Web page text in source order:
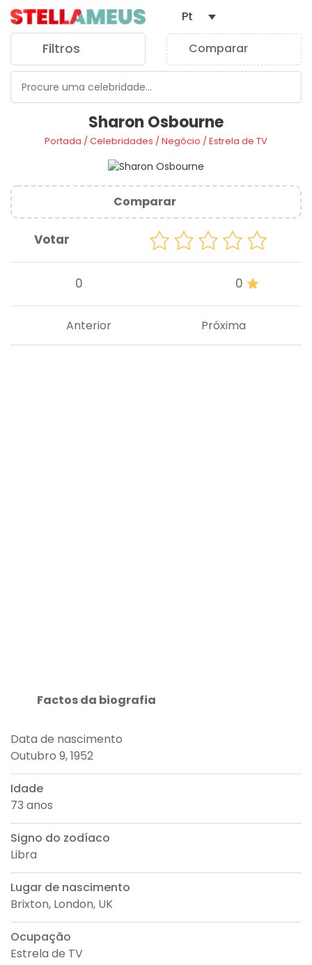
Filtros Comparar
Pt
Sharon Osbourne
Portada /Celebridades /Negócio /Estrela de TV
Comparar
Votar
0 0
Próxima
Anterior
Factos da biografia
Data de nascimento
Outubro 9, 1952
Idade
73 anos
Signo do zodíaco
Libra
Lugar de nascimento
Brixton, London, UK
Ocupação
Estrela de TV